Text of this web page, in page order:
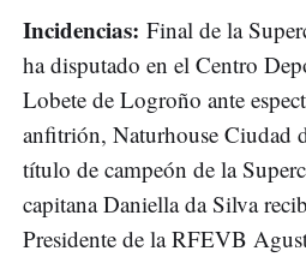
Incidencias: Final de la
ha disputado en el Centro
Lobete de Logroño ante
anfitrión, Naturhouse Ciudad
título de campeón de la
capitana Daniella da Silva
Presidente de la RFEVB